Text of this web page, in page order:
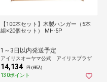
【100本セット】木製ハンガー（5本
組×20個セット） MH-5P
1～3日以内発送予定
アイリスオーヤマ公式 アイリスプラザ
14,134 円 (税込)
130ポイント